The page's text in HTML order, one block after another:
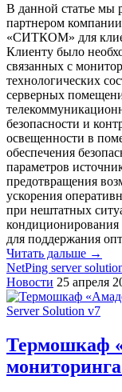
В данной статье мы
партнером
«СИТКОМ» для
Клиенту было
связанных с
технологических
серверных
безопасности и
освещенности в
обеспечения
параметров
предотвращения
ускорения
при нештатных
для поддержания
Читать дальше →
NetPing server
Новости 25 апреля
Термошкаф